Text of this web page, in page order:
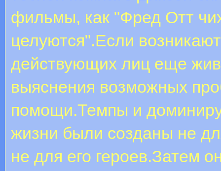
фильмы, как "Фред Отт
целуются".Если
действующих лиц еще
выяснения возможных
помощи.Темпы и
жизни были созданы не
не для его героев.Затем